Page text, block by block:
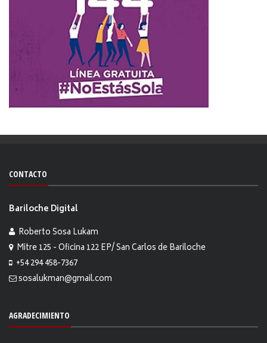
CONTACTO
Bariloche Digital
Roberto Sosa Lukam
Mitre 125 - Oficina 122 EP/ San Carlos de Bariloche
+54 294 458-7367
sosalukman@gmail.com
AGRADECIMIENTO